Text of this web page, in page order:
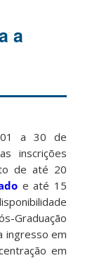
a
a 30 de
inscrições
de até 20
e até 15
Graduação
ingresso em
em